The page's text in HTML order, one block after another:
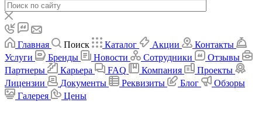
Главная Поиск Каталог Акции
Контакты
Услуги
Бренды Новости Сотрудники
Отзывы
Партнеры
Карьера FAQ Компания
Проекты
Лицензии
Документы Реквизиты Блог
Обзоры
Галерея
Цены